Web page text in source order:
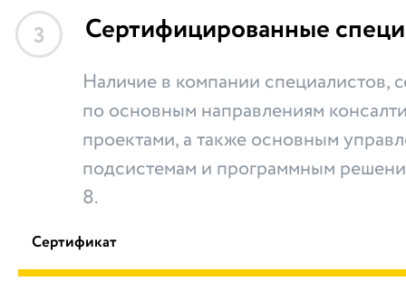
3 Сертифицированные
Наличие в компании специалистов,
по основным направлениям
проектами, а также основным
подсистемам и программным
8.
Сертификат